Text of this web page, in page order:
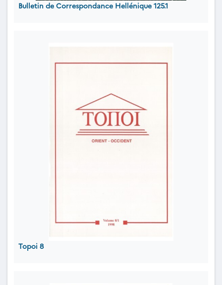
Bulletin de Correspondance Hellénique 125.1
Topoi 8